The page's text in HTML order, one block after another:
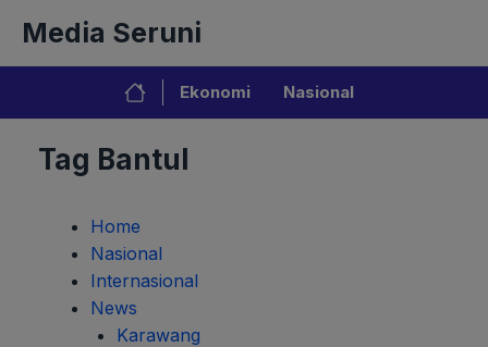
isi
Media Seruni
Ekonomi Nasional
Tag Bantul
Home
Nasional
Internasional
News
Karawang